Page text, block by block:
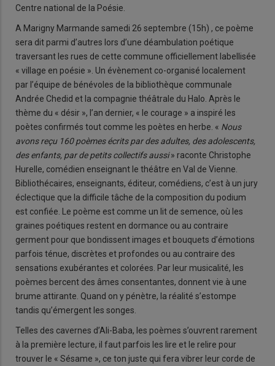
Centre national de la Poésie.
A Marigny Marmande samedi 26 septembre (15h) , ce poème
sera dit parmi d’autres lors d’une déambulation poétique
traversant les rues de cette commune officiellement labellisée
« village en poésie ». Un évènement co-organisé localement
par l’équipe de bénévoles de la bibliothèque communale
Andrée Chedid et la compagnie théâtrale du Halo. Après le
thème du « désir », l’an dernier, « le courage » a inspiré les
poètes confirmés tout comme les poètes en herbe. « Nous
avons reçu 160 poèmes écrits par des adultes, des adolescents,
des enfants, par de petits collectifs aussi» raconte Christophe
Hurelle, comédien enseignant le théâtre en Val de Vienne.
Bibliothécaires, enseignants, éditeur, comédiens, c’est à un jury
éclectique que la difficile tâche de la composition du podium
est confiée. Le poème est comme un lit de semence, où les
graines poétiques restent en dormance ou au contraire
germent pour que bondissent images et bouquets d’émotions
parfois ténue, discrètes et profondes ou au contraire des
sensations exubérantes et colorées. Par leur musicalité, les
poèmes bercent des âmes consentantes, donnent vie à une
brume attirante. Quand on y pénètre, la réalité s’estompe
tandis qu’émergent les songes.
Telles des cavernes d’Ali-Baba, les poèmes s’ouvrent rarement
à la première lecture, il faut parfois les lire et le relire pour
trouver le « Sésame », ce ton juste qui fera vibrer leur corde de